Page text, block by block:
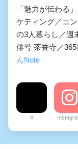
「魅力が伝わる
ケティング／コ
の3人暮らし／週
俳号 茶香寺／
んNote
X